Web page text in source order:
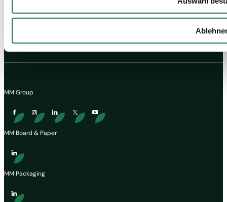
MM Group
MM Board & Paper
MM Packaging